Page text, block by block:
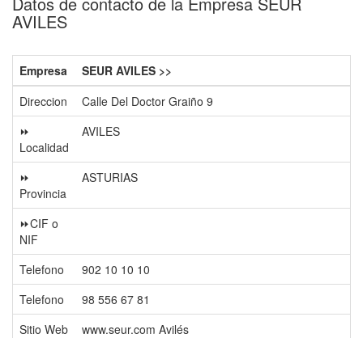
AVILES
Empresa
SEUR AVILES >>
Direccion
Calle Del Doctor Graiño 9
⏩
Localidad
AVILES
⏩
Provincia
ASTURIAS
⏩CIF o
NIF
Telefono
902 10 10 10
Telefono
98 556 67 81
Sitio Web
www.seur.com Avilés